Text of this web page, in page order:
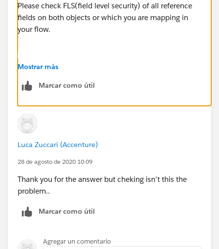
Provincia__c = {!Provincia} ()
(0123Y000000XNq2QAG)
Risultato
Un record è pronto per essere creato quando sarà
eseguito il prossimo elemento Schermata, Pausa o
Azione locale o al termine dell'intervista.
{!NewAccObject.Id} = 0013Y00002hNvw3QAC
Crea un record Contact in cui:
AccountId = {!
Please check FLS(field level security) of all reference
fields on both objects or which you are mapping in
your flow.
Mostrar más
Marcar como útil
Luca Zuccari (Accenture)
28 de agosto de 2020 10:09
Thank you for the answer but cheking isn't this the
problem..
Marcar como útil
Agregar un comentario